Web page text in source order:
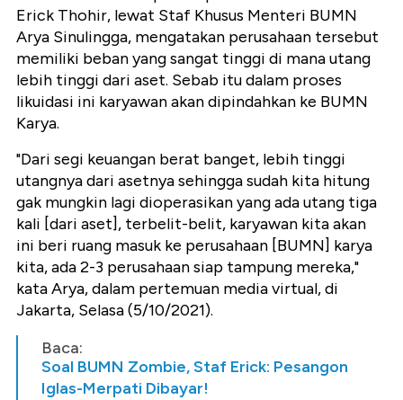
Erick Thohir, lewat Staf Khusus Menteri BUMN
Arya Sinulingga, mengatakan perusahaan tersebut
memiliki beban yang sangat tinggi di mana utang
lebih tinggi dari aset. Sebab itu dalam proses
likuidasi ini karyawan akan dipindahkan ke BUMN
Karya.
"Dari segi keuangan berat banget, lebih tinggi
utangnya dari asetnya sehingga sudah kita hitung
gak mungkin lagi dioperasikan yang ada utang tiga
kali [dari aset], terbelit-belit, karyawan kita akan
ini beri ruang masuk ke perusahaan [BUMN] karya
kita, ada 2-3 perusahaan siap tampung mereka,"
kata Arya, dalam pertemuan media virtual, di
Jakarta, Selasa (5/10/2021).
Baca:
Soal BUMN Zombie, Staf Erick: Pesangon
Iglas-Merpati Dibayar!